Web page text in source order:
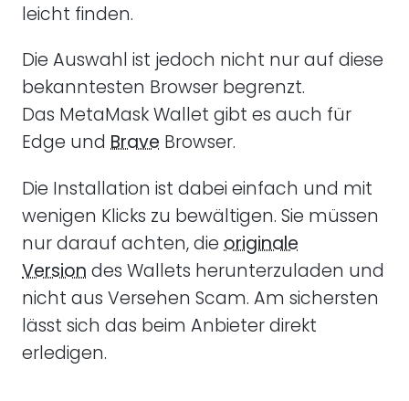
leicht finden.
Die Auswahl ist jedoch nicht nur auf diese
bekanntesten Browser begrenzt.
Das MetaMask Wallet gibt es auch für
Edge und Brave Browser.
Die Installation ist dabei einfach und mit
wenigen Klicks zu bewältigen. Sie müssen
nur darauf achten, die originale
Version des Wallets herunterzuladen und
nicht aus Versehen Scam. Am sichersten
lässt sich das beim Anbieter direkt
erledigen.